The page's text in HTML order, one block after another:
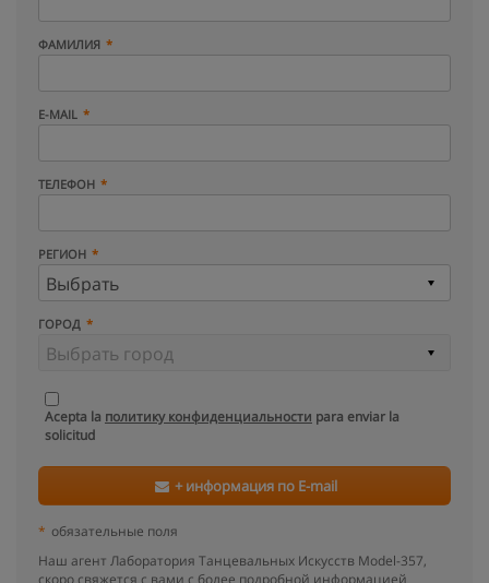
ФАМИЛИЯ
E-MAIL
ТЕЛЕФОН
РЕГИОН
ГОРОД
Acepta la политику конфиденциальности para enviar la
solicitud
+ информация по E-mail
* обязательные поля
Наш агент Лаборатория Танцевальных Искусств Model-357,
скоро свяжется с вами с более подробной информацией